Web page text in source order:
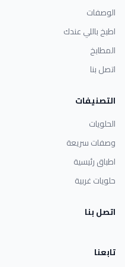
الوصفات
اطبخ باللي عندك
المطابخ
اتصل بنا
التصنيفات
الحلويات
وصفات سريعة
اطباق رئيسية
حلويات غربية
اتصل بنا
تابعنا